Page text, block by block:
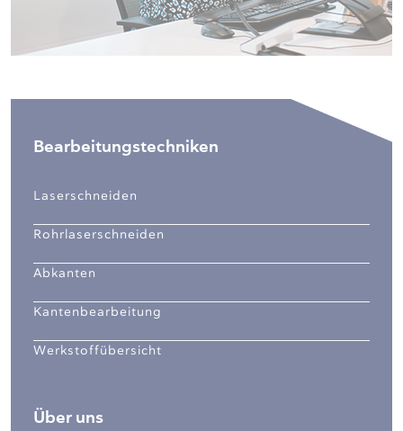
Bearbeitungstechniken
Laserschneiden
Rohrlaserschneiden
Abkanten
Kantenbearbeitung
Werkstoffübersicht
Über uns